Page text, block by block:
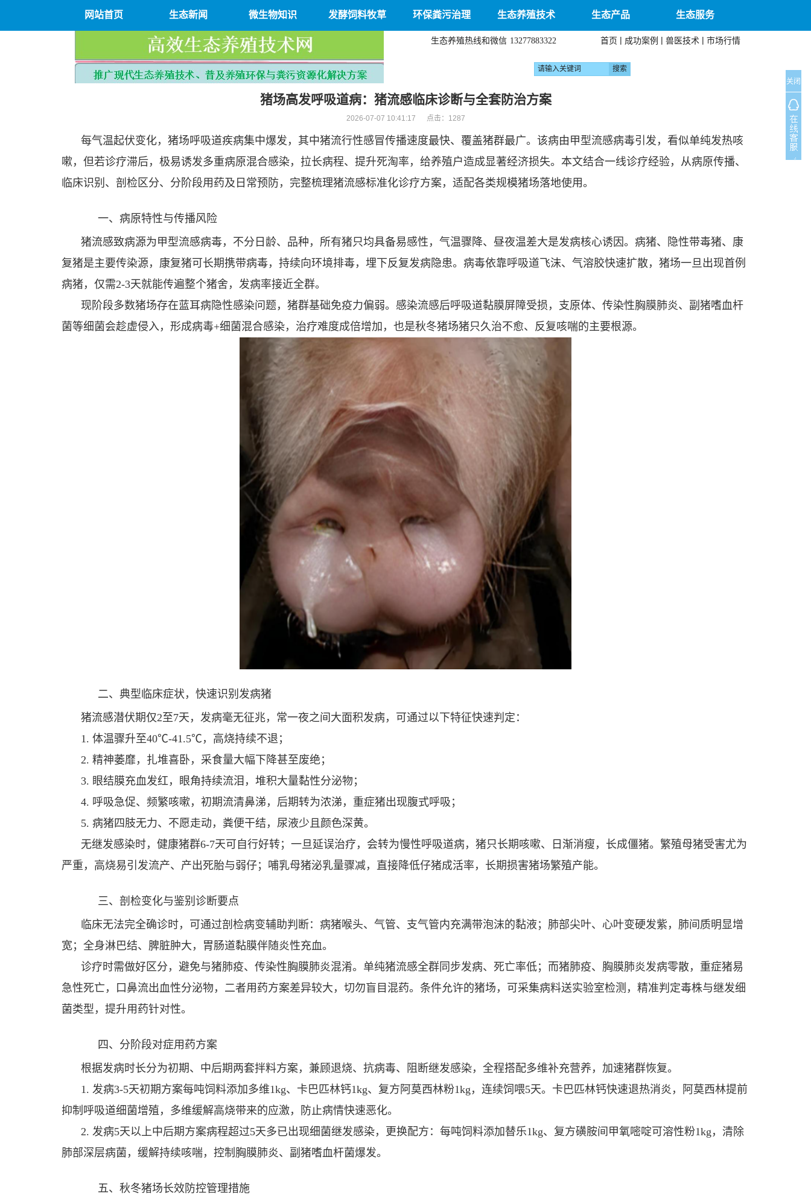
网站首页 生态新闻 微生物知识 发酵饲料牧草 环保粪污治理 生态养殖技术 生态产品 生态服务
首页 | 成功案例 | 兽医技术 | 市场行情
生态养殖热线和微信 13277883322
猪场高发呼吸道病：猪流感临床诊断与全套防治方案
2026-07-07 10:41:17 点击： 1287
每气温起伏变化，猪场呼吸道疾病集中爆发，其中猪流行性感冒传播速度最快、覆盖猪群最广。该病由甲型流感病毒引发，看似单纯发热咳
嗽，但若诊疗滞后，极易诱发多重病原混合感染，拉长病程、提升死淘率，给养殖户造成显著经济损失。本文结合一线诊疗经验，从病原传播、
临床识别、剖检区分、分阶段用药及日常预防，完整梳理猪流感标准化诊疗方案，适配各类规模猪场落地使用。
一、病原特性与传播风险
猪流感致病源为甲型流感病毒，不分日龄、品种，所有猪只均具备易感性，气温骤降、昼夜温差大是发病核心诱因。病猪、隐性带毒猪、康
复猪是主要传染源，康复猪可长期携带病毒，持续向环境排毒，埋下反复发病隐患。病毒依靠呼吸道飞沫、气溶胶快速扩散，猪场一旦出现首例
病猪，仅需2-3天就能传遍整个猪舍，发病率接近全群。
现阶段多数猪场存在蓝耳病隐性感染问题，猪群基础免疫力偏弱。感染流感后呼吸道黏膜屏障受损，支原体、传染性胸膜肺炎、副猪嗜血杆
菌等细菌会趁虚侵入，形成病毒+细菌混合感染，治疗难度成倍增加，也是秋冬猪场猪只久治不愈、反复咳喘的主要根源。
二、典型临床症状，快速识别发病猪
猪流感潜伏期仅2至7天，发病毫无征兆，常一夜之间大面积发病，可通过以下特征快速判定：
1. 体温骤升至40℃-41.5℃，高烧持续不退；
2. 精神萎靡，扎堆喜卧，采食量大幅下降甚至废绝；
3. 眼结膜充血发红，眼角持续流泪，堆积大量黏性分泌物；
4. 呼吸急促、频繁咳嗽，初期流清鼻涕，后期转为浓涕，重症猪出现腹式呼吸；
5. 病猪四肢无力、不愿走动，粪便干结，尿液少且颜色深黄。
无继发感染时，健康猪群6-7天可自行好转；一旦延误治疗，会转为慢性呼吸道病，猪只长期咳嗽、日渐消瘦，长成僵猪。繁殖母猪受害尤为
严重，高烧易引发流产、产出死胎与弱仔；哺乳母猪泌乳量骤减，直接降低仔猪成活率，长期损害猪场繁殖产能。
三、剖检变化与鉴别诊断要点
临床无法完全确诊时，可通过剖检病变辅助判断：病猪喉头、气管、支气管内充满带泡沫的黏液；肺部尖叶、心叶变硬发紫，肺间质明显增
宽；全身淋巴结、脾脏肿大，胃肠道黏膜伴随炎性充血。
诊疗时需做好区分，避免与猪肺疫、传染性胸膜肺炎混淆。单纯猪流感全群同步发病、死亡率低；而猪肺疫、胸膜肺炎发病零散，重症猪易
急性死亡，口鼻流出血性分泌物，二者用药方案差异较大，切勿盲目混药。条件允许的猪场，可采集病料送实验室检测，精准判定毒株与继发细
菌类型，提升用药针对性。
四、分阶段对症用药方案
根据发病时长分为初期、中后期两套拌料方案，兼顾退烧、抗病毒、阻断继发感染，全程搭配多维补充营养，加速猪群恢复。
1. 发病3-5天初期方案每吨饲料添加多维1kg、卡巴匹林钙1kg、复方阿莫西林粉1kg，连续饲喂5天。卡巴匹林钙快速退热消炎，阿莫西林提前
抑制呼吸道细菌增殖，多维缓解高烧带来的应激，防止病情快速恶化。
2. 发病5天以上中后期方案病程超过5天多已出现细菌继发感染，更换配方：每吨饲料添加替乐1kg、复方磺胺间甲氧嘧啶可溶性粉1kg，清除
肺部深层病菌，缓解持续咳喘，控制胸膜肺炎、副猪嗜血杆菌爆发。
五、秋冬猪场长效防控管理措施
关闭